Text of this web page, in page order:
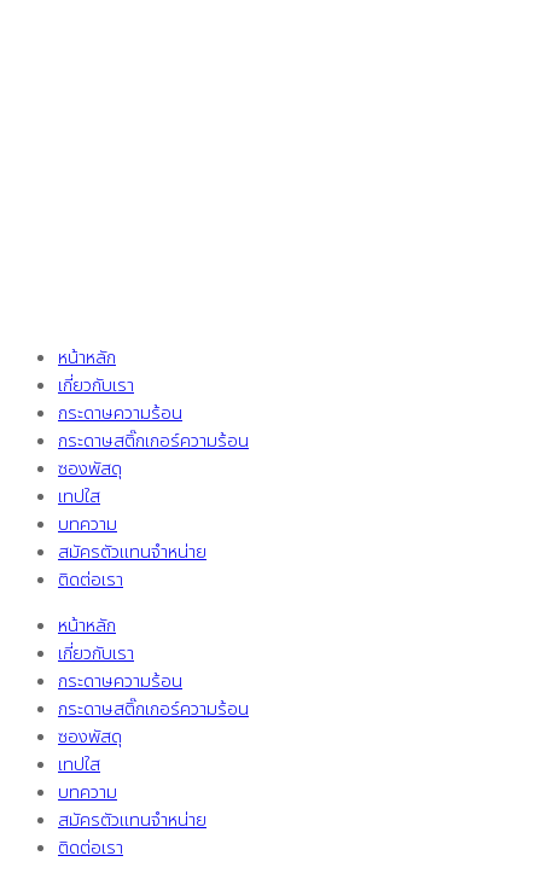
หน้าหลัก
เกี่ยวกับเรา
กระดาษความร้อน
กระดาษสติ๊กเกอร์ความร้อน
ซองพัสดุ
เทปใส
บทความ
สมัครตัวแทนจำหน่าย
ติดต่อเรา
หน้าหลัก
เกี่ยวกับเรา
กระดาษความร้อน
กระดาษสติ๊กเกอร์ความร้อน
ซองพัสดุ
เทปใส
บทความ
สมัครตัวแทนจำหน่าย
ติดต่อเรา